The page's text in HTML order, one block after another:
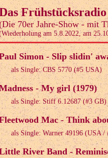
70er Jahre-Show - mit
am 5.8.2022, am
Simon - Slip slidin'
als Single: CBS 5770 (#5 USA)
- My girl (1979)
als Single: Stiff 6.12687 (#3 GB)
Mac - Think
als Single: Warner 49196 (USA
River Band -